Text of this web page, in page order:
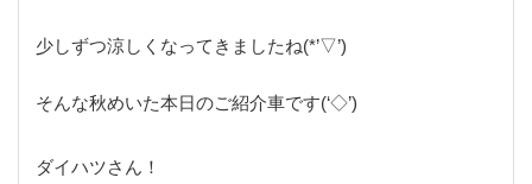
少しずつ涼しくなってきましたね(*’▽’)
そんな秋めいた本日のご紹介車です(‘◇’)ゞ
ダイハツさん！